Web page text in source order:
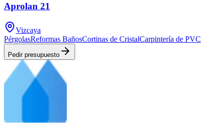
Aprolan 21
Vizcaya
PérgolasReformas BañosCortinas de CristalCarpintería de PVC
Pedir presupuesto